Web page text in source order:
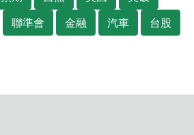
聯準會 金融 汽車
台股